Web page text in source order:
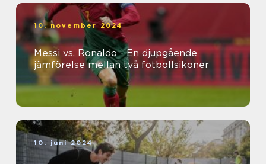
10. november 2024
Messi vs. Ronaldo - En djupgående
jämförelse mellan två fotbollsikoner
10. juni 2024